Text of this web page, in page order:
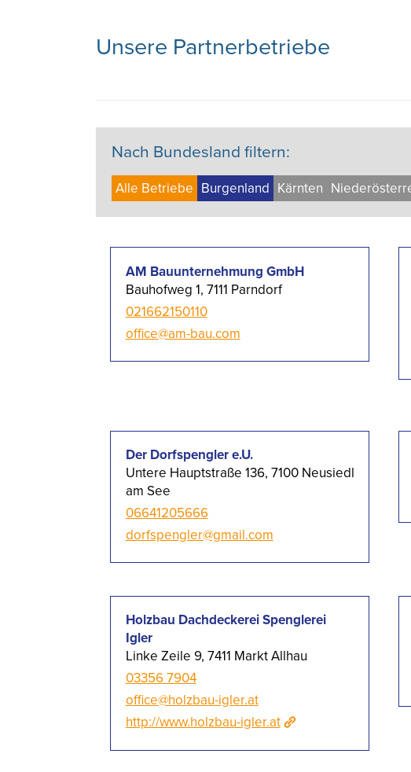
Unsere Partnerbetriebe
Nach Bundesland filtern:
Alle Betriebe Burgen­land Kärnten
AM Bauunternehmung GmbH
Bauhofweg 1, 7111 Parndorf
021662150110
office@am-bau.com
Der Dorfspengler e.U.
Untere Hauptstraße 136, 7100 Neusiedl
am See
06641205666
dorfspengler@gmail.com
Holzbau Dachdeckerei Spenglerei
Igler
Linke Zeile 9, 7411 Markt Allhau
03356 7904
office@holzbau-igler.at
http://www.holzbau-igler.at